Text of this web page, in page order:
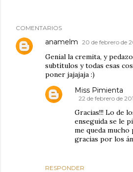
COMENTARIOS
anamelm 20 de febrero de
Genial la cremita, y
subtítulos y todas esas
poner jajajaja :)
RESPONDER
Miss Pimienta
22 de febrero de
Gracias!!! Lo de
enseguida se le
me queda
gracias por los